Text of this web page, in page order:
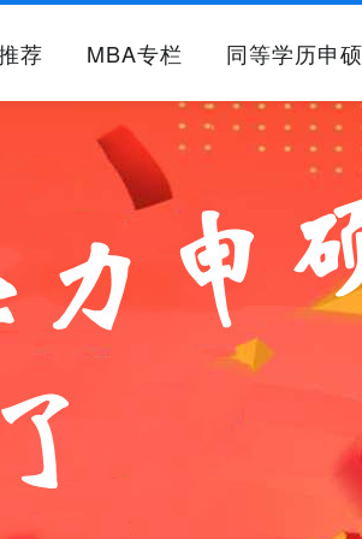
荐 MBA专栏 同等学历申硕